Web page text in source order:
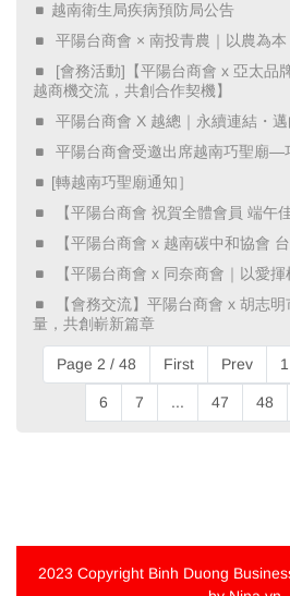
越南衛生局疾病預防局公告
平陽台商會 × 南投青農｜以農為本
[會務活動]【平陽台商會 x 亞太品
越商機交流，共創合作契機】 ​
平陽台商會 X 越總｜永續連結・邁
平陽台商會受邀出席越南巧聖廟—
[轉越南巧聖廟通知］
【平陽台商會 祝賀全體會員 端午
【平陽台商會 x 越南碳中和協會
【平陽台商會 x 同奈商會｜以愛揮
【會務交流】平陽台商會 x 胡志
量，共創嶄新篇章 ​
Page 2 / 48 First Prev 1
6 7 ... 47 48
2023 Copyright Binh Duong